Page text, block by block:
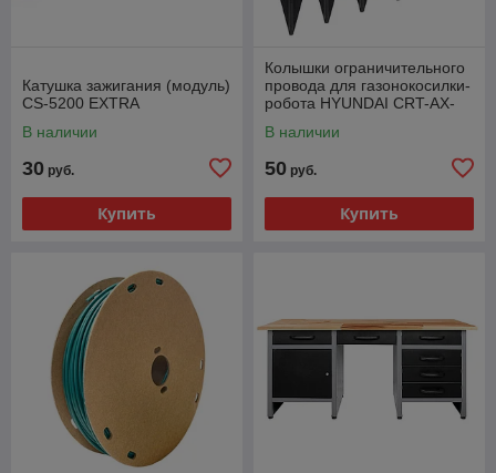
Катушка зажигания (модуль)
CS-5200 EXTRA
В наличии
30 руб.
Купить
Колышки ограничительного
провода для газонокосилки-
робота HYUNDAI CRT-AX-
В наличии
50 руб.
Купить